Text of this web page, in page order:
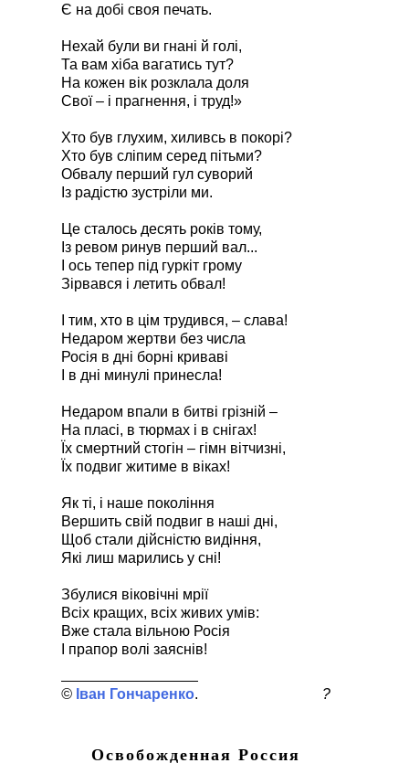
Є на добі своя печать.
Нехай були ви гнані й голі,
Та вам хіба вагатись тут?
На кожен вік розклала доля
Свої – і прагнення, і труд!»
Хто був глухим, хиливсь в покорі?
Хто був сліпим серед пітьми?
Обвалу перший гул суворий
Із радістю зустріли ми.
Це сталось десять років тому,
Із ревом ринув перший вал...
І ось тепер під гуркіт грому
Зірвався і летить обвал!
І тим, хто в цім трудився, – слава!
Недаром жертви без числа
Росія в дні борні криваві
І в дні минулі принесла!
Недаром впали в битві грізній –
На пласі, в тюрмах і в снігах!
Їх смертний стогін – гімн вітчизні,
Їх подвиг житиме в віках!
Як ті, і наше покоління
Вершить свій подвиг в наші дні,
Щоб стали дійсністю видіння,
Які лиш марились у сні!
Збулися віковічні мрії
Всіх кращих, всіх живих умів:
Вже стала вільною Росія
І прапор волі заяснів!
Іван Гончаренко ?
Освобожденная Россия